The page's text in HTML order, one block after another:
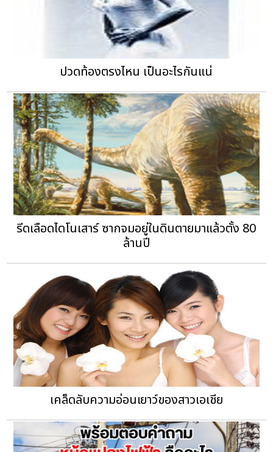
ปวดท้องตรงไหน เป็นอะไรกันแน่
รีดเลือดไดโนเสาร์ ซากจมอยู่ในดินตายมาแล้วตั้ง 80
ล้านปี
เคล็ดลับความอ่อนเยาว์ของสาวเอเชีย